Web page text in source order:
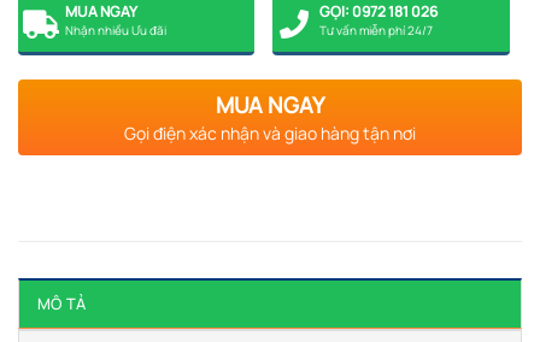
MUA NGAY
Nhận nhiều Ưu đãi
GỌI: 0972 181 026
Tư vấn miễn phí 24/7
MUA NGAY
Gọi điện xác nhận và giao hàng tận nơi
MÔ TẢ